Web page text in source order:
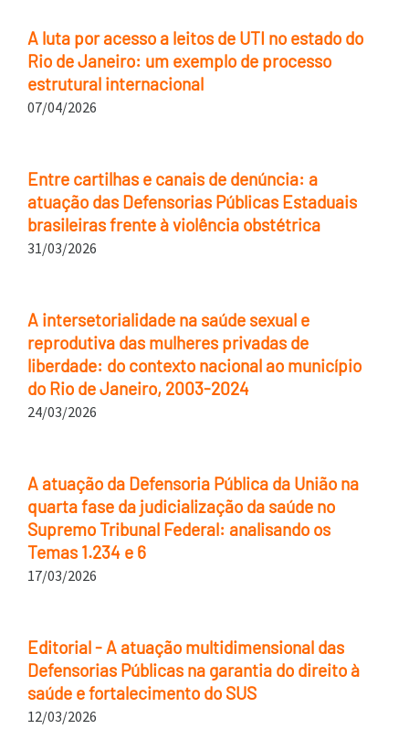
A luta por acesso a leitos de UTI no estado do
Rio de Janeiro: um exemplo de processo
estrutural internacional
07/04/2026
Entre cartilhas e canais de denúncia: a
atuação das Defensorias Públicas Estaduais
brasileiras frente à violência obstétrica
31/03/2026
A intersetorialidade na saúde sexual e
reprodutiva das mulheres privadas de
liberdade: do contexto nacional ao município
do Rio de Janeiro, 2003-2024
24/03/2026
A atuação da Defensoria Pública da União na
quarta fase da judicialização da saúde no
Supremo Tribunal Federal: analisando os
Temas 1.234 e 6
17/03/2026
Editorial - A atuação multidimensional das
Defensorias Públicas na garantia do direito à
saúde e fortalecimento do SUS
12/03/2026